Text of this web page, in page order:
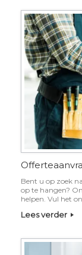
Bent u op zoek
op te hangen?
helpen. Vul het
Lees verder